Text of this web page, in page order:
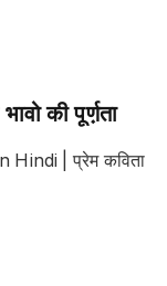
की पूर्ण़ता
| प्रेम कविता